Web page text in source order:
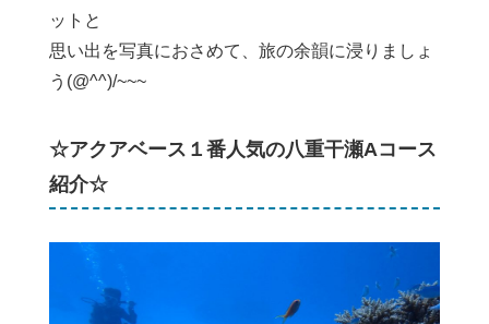
ットと
思い出を写真におさめて、旅の余韻に浸りましょ
う(@^^)/~~~
☆アクアベース１番人気の八重干瀬Aコース
紹介☆